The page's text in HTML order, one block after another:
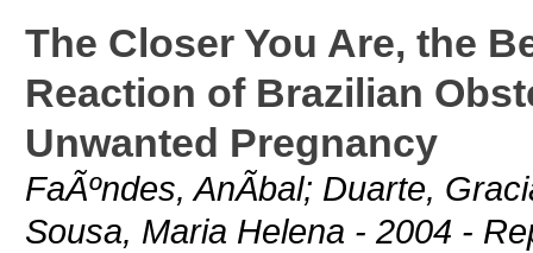
The Closer You Are, the
Reaction of Brazilian
Unwanted Pregnancy
FaÃºndes, AnÃ­bal; Duarte,
Sousa, Maria Helena - 2004 -